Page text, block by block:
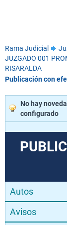
Rama Judicial
JUZGADO 001
RISARALDA
Publicación con
No hay
configurado
Autos
Avisos